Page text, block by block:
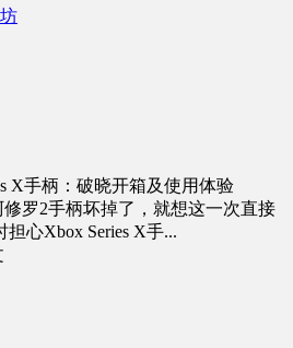
X手柄：破晓开箱及使用体验
罗2手柄坏掉了，就想这一次直接
心Xbox Series X手...